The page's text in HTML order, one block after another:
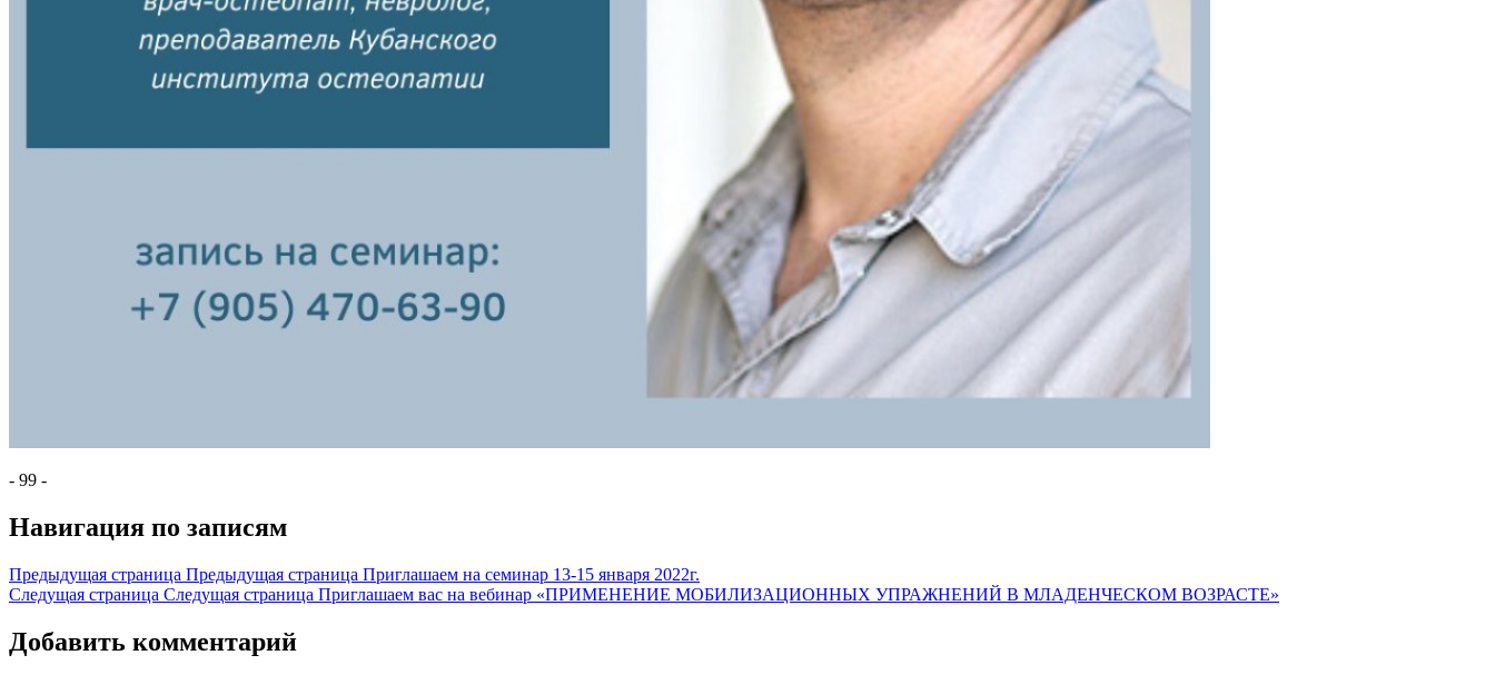
- 99 -
Навигация по записям
Предыдущая страница Предыдущая страница Приглашаем на семинар 13-15 января 2022г.
Следущая страница Следущая страница Приглашаем вас на вебинар «ПРИМЕНЕНИЕ МОБИЛИЗАЦИОННЫХ УПРАЖНЕНИЙ В МЛАДЕНЧЕСКОМ ВОЗРАСТЕ»
Добавить комментарий